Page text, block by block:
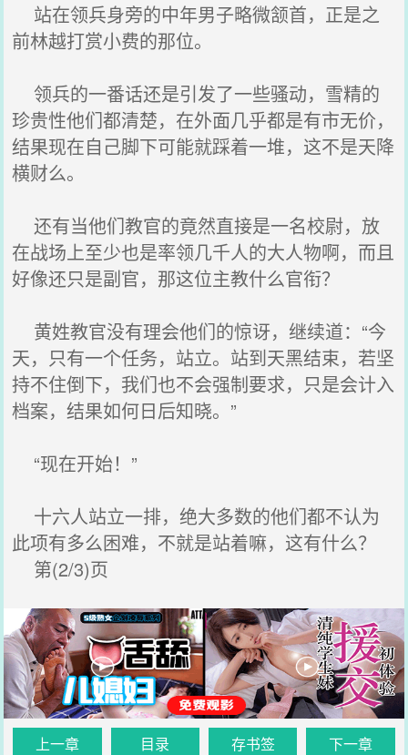
站在领兵身旁的中年男子略微颔首，正是之
前林越打赏小费的那位。
领兵的一番话还是引发了一些骚动，雪精的
珍贵性他们都清楚，在外面几乎都是有市无价，
结果现在自己脚下可能就踩着一堆，这不是天降
横财么。
还有当他们教官的竟然直接是一名校尉，放
在战场上至少也是率领几千人的大人物啊，而且
好像还只是副官，那这位主教什么官衔？
黄姓教官没有理会他们的惊讶，继续道：“今
天，只有一个任务，站立。站到天黑结束，若坚
持不住倒下，我们也不会强制要求，只是会计入
档案，结果如何日后知晓。”
“现在开始！”
十六人站立一排，绝大多数的他们都不认为
此项有多么困难，不就是站着嘛，这有什么？
第(2/3)页
上一章 目录 存书签 下一章